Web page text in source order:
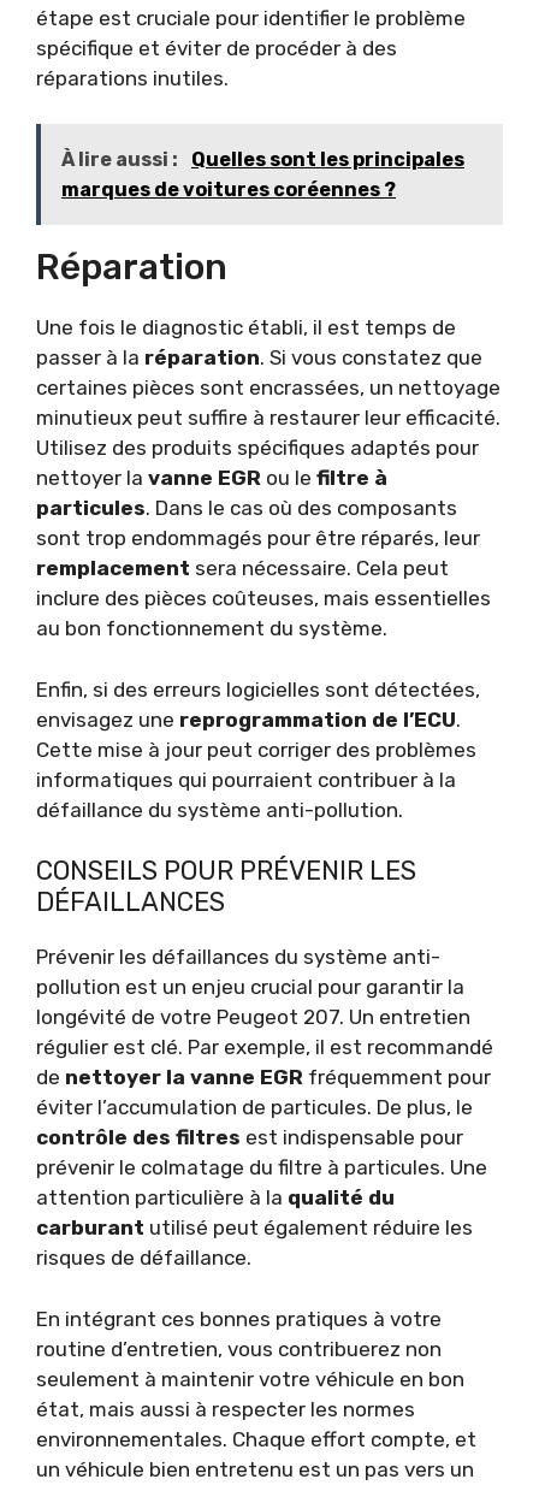
étape est cruciale pour identifier le problème
spécifique et éviter de procéder à des
réparations inutiles.
À lire aussi :
Quelles sont les principales
marques de voitures coréennes ?
Réparation
Une fois le diagnostic établi, il est temps de
passer à la réparation. Si vous constatez que
certaines pièces sont encrassées, un nettoyage
minutieux peut suffire à restaurer leur efficacité.
Utilisez des produits spécifiques adaptés pour
nettoyer la vanne EGR ou le filtre à
particules. Dans le cas où des composants
sont trop endommagés pour être réparés, leur
remplacement sera nécessaire. Cela peut
inclure des pièces coûteuses, mais essentielles
au bon fonctionnement du système.
Enfin, si des erreurs logicielles sont détectées,
envisagez une reprogrammation de l’ECU.
Cette mise à jour peut corriger des problèmes
informatiques qui pourraient contribuer à la
défaillance du système anti-pollution.
CONSEILS POUR PRÉVENIR LES
DÉFAILLANCES
Prévenir les défaillances du système anti-
pollution est un enjeu crucial pour garantir la
longévité de votre Peugeot 207. Un entretien
régulier est clé. Par exemple, il est recommandé
de nettoyer la vanne EGR fréquemment pour
éviter l’accumulation de particules. De plus, le
contrôle des filtres est indispensable pour
prévenir le colmatage du filtre à particules. Une
attention particulière à la qualité du
carburant utilisé peut également réduire les
risques de défaillance.
En intégrant ces bonnes pratiques à votre
routine d’entretien, vous contribuerez non
seulement à maintenir votre véhicule en bon
état, mais aussi à respecter les normes
environnementales. Chaque effort compte, et
un véhicule bien entretenu est un pas vers un